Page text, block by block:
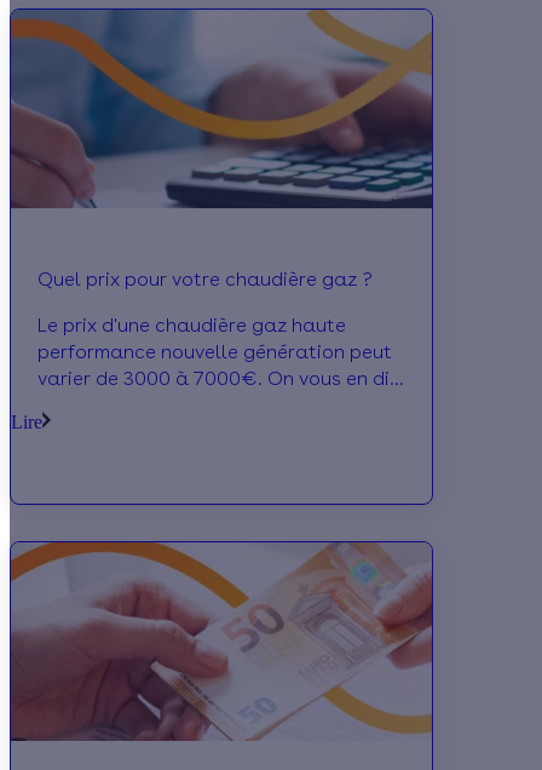
Quel prix pour votre chaudière gaz ?
Le prix d'une chaudière gaz haute
performance nouvelle génération peut
varier de 3000 à 7000€. On vous en dit
Lire